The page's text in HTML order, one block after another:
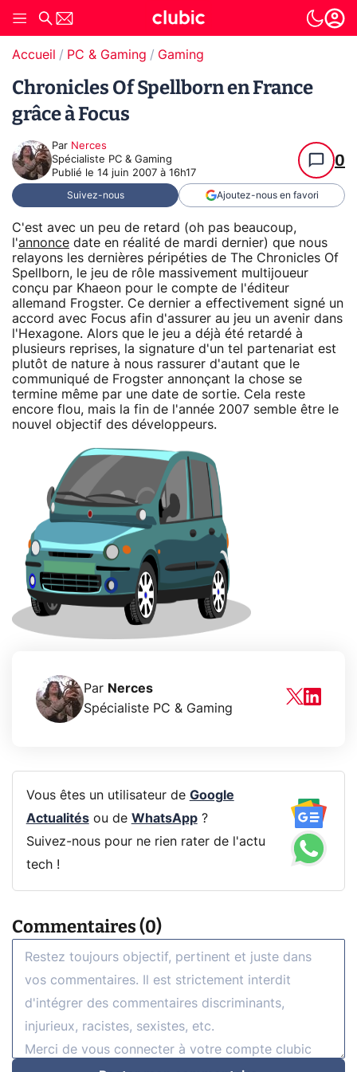
Accueil PC & Gaming Gaming
Chronicles Of Spellborn en France
grâce à Focus
Par Nerces
Spécialiste PC & Gaming
Publié le 14 juin 2007 à 16h17
0
Suivez-nous Ajoutez-nous en favori
C'est avec un peu de retard (oh pas beaucoup,
l'annonce date en réalité de mardi dernier) que nous
relayons les dernières péripéties de The Chronicles Of
Spellborn, le jeu de rôle massivement multijoueur
conçu par Khaeon pour le compte de l'éditeur
allemand Frogster. Ce dernier a effectivement signé un
accord avec Focus afin d'assurer au jeu un avenir dans
l'Hexagone. Alors que le jeu a déjà été retardé à
plusieurs reprises, la signature d'un tel partenariat est
plutôt de nature à nous rassurer d'autant que le
communiqué de Frogster annonçant la chose se
termine même par une date de sortie. Cela reste
encore flou, mais la fin de l'année 2007 semble être le
nouvel objectif des développeurs.
Par Nerces
Spécialiste PC & Gaming
Vous êtes un utilisateur de Google
Actualitésou de WhatsApp?
Suivez-nous pour ne rien rater de l'actu
tech !
Commentaires (0)